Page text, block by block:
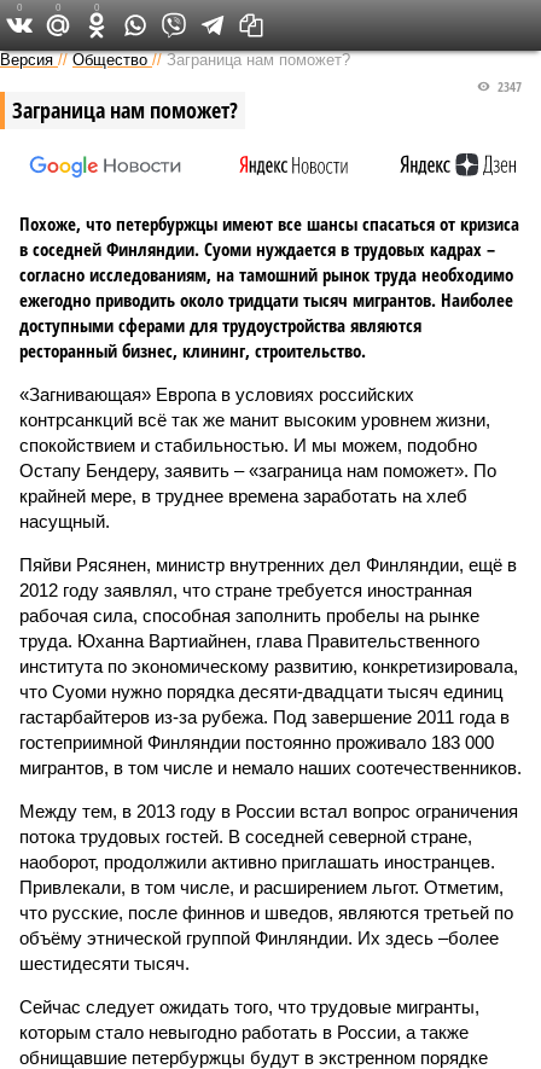
Версия на Неве
Версия //Общество //Заграница нам поможет?
Заграница нам поможет?
2347
Похоже, что петербуржцы имеют все шансы спасаться от кризиса
в соседней Финляндии. Суоми нуждается в трудовых кадрах –
согласно исследованиям, на тамошний рынок труда необходимо
ежегодно приводить около тридцати тысяч мигрантов. Наиболее
доступными сферами для трудоустройства являются
ресторанный бизнес, клининг, строительство.
«Загнивающая» Европа в условиях российских
контрсанкций всё так же манит высоким уровнем жизни,
спокойствием и стабильностью. И мы можем, подобно
Остапу Бендеру, заявить – «заграница нам поможет». По
крайней мере, в труднее времена заработать на хлеб
насущный.
Пяйви Рясянен, министр внутренних дел Финляндии, ещё в
2012 году заявлял, что стране требуется иностранная
рабочая сила, способная заполнить пробелы на рынке
труда. Юханна Вартиайнен, глава Правительственного
института по экономическому развитию, конкретизировала,
что Суоми нужно порядка десяти-двадцати тысяч единиц
гастарбайтеров из-за рубежа. Под завершение 2011 года в
гостеприимной Финляндии постоянно проживало 183 000
мигрантов, в том числе и немало наших соотечественников.
Между тем, в 2013 году в России встал вопрос ограничения
потока трудовых гостей. В соседней северной стране,
наоборот, продолжили активно приглашать иностранцев.
Привлекали, в том числе, и расширением льгот. Отметим,
что русские, после финнов и шведов, являются третьей по
объёму этнической группой Финляндии. Их здесь –более
шестидесяти тысяч.
Сейчас следует ожидать того, что трудовые мигранты,
которым стало невыгодно работать в России, а также
обнищавшие петербуржцы будут в экстренном порядке
0 0 0